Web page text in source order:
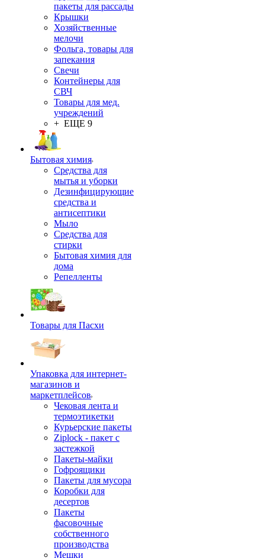
пакеты для рассады
Крышки
Хозяйственные
мелочи
Фольга, товары для
запекания
Свечи
Контейнеры для
СВЧ
Товары для мед.
учреждений
+ ЕЩЕ 9
Бытовая химия
Средства для
мытья и уборки
Дезинфицирующие
средства и
антисептики
Мыло
Средства для
стирки
Бытовая химия для
дома
Репелленты
Товары для Пасхи
Упаковка для интернет-
магазинов и
маркетплейсов
Чековая лента и
термоэтикетки
Курьерские пакеты
Ziplock - пакет с
застежкой
Пакеты-майки
Гофроящики
Пакеты для мусора
Коробки для
десертов
Пакеты
фасовочные
собственного
производства
Мешки